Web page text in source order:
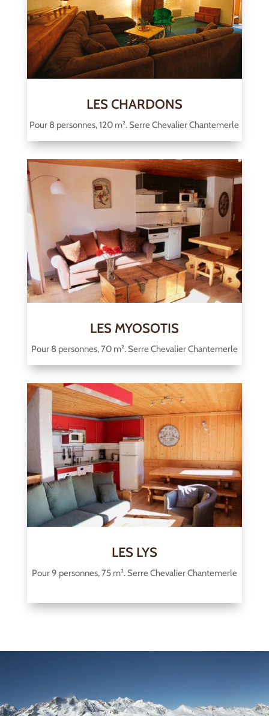
LES CHARDONS
Pour 8 personnes, 120 m². Serre Chevalier Chantemerle
LES MYOSOTIS
Pour 8 personnes, 70 m². Serre Chevalier Chantemerle
LES LYS
Pour 9 personnes, 75 m². Serre Chevalier Chantemerle